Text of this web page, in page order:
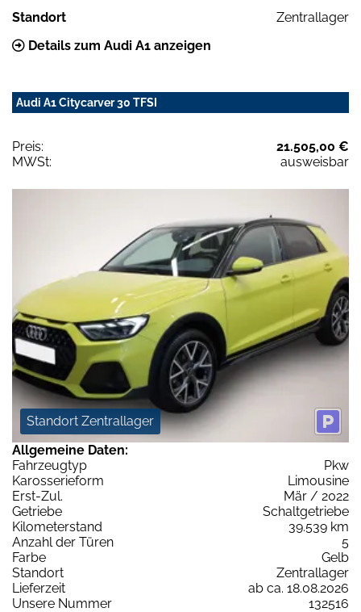
Standort
Zentrallager
Details zum Audi A1 anzeigen
Audi A1 Citycarver 30 TFSI
Preis:
21.505,00 €
MWSt:
ausweisbar
Standort Zentrallager
Allgemeine Daten:
Fahrzeugtyp
Pkw
Karosserieform
Limousine
Erst-Zul.
Mär / 2022
Getriebe
Schaltgetriebe
Kilometerstand
39.539 km
Anzahl der Türen
5
Farbe
Gelb
Standort
Zentrallager
Lieferzeit
ab ca. 18.08.2026
Unsere Nummer
132516